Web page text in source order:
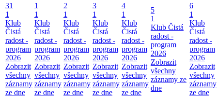
31
1
Klub
Čistá
radost -
program
2026
Zobrazit
všechny
záznamy
ze dne
1
1
Klub
Čistá
radost -
program
2026
Zobrazit
všechny
záznamy
ze dne
2
1
Klub
Čistá
radost -
program
2026
Zobrazit
všechny
záznamy
ze dne
3
1
Klub
Čistá
radost -
program
2026
Zobrazit
všechny
záznamy
ze dne
4
1
Klub
Čistá
radost -
program
2026
Zobrazit
všechny
záznamy
ze dne
5
1
Klub Čistá
radost -
program
2026
Zobrazit
všechny
záznamy ze
dne
6
1
Klub
Čistá
radost -
program
2026
Zobrazit
všechny
záznamy
ze dne